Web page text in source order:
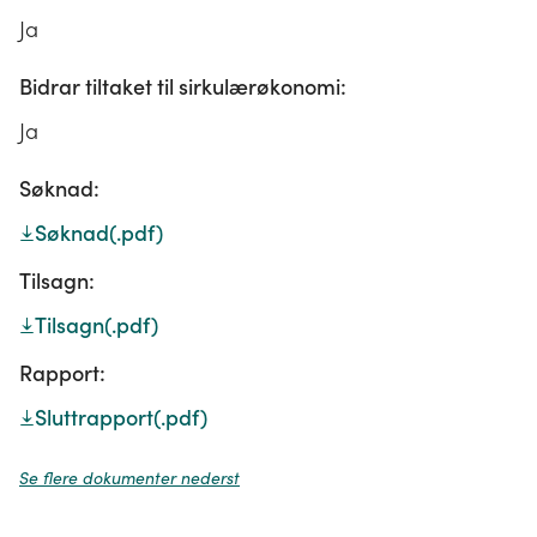
Ja
Bidrar tiltaket til sirkulærøkonomi:
Ja
Søknad:
Søknad(.pdf)
Tilsagn:
Tilsagn(.pdf)
Rapport:
Sluttrapport(.pdf)
Se flere dokumenter nederst